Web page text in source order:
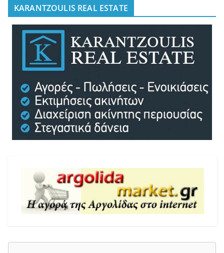
KARANTZOULIS REAL ESTATE